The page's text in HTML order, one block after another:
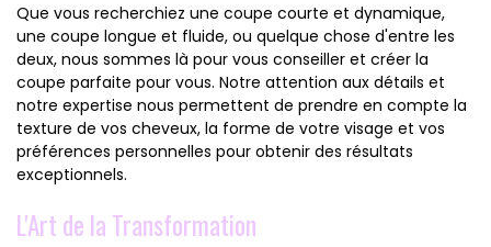
Que vous recherchiez une coupe courte et dynamique,
une coupe longue et fluide, ou quelque chose d'entre les
deux, nous sommes là pour vous conseiller et créer la
coupe parfaite pour vous. Notre attention aux détails et
notre expertise nous permettent de prendre en compte la
texture de vos cheveux, la forme de votre visage et vos
préférences personnelles pour obtenir des résultats
exceptionnels.
L'Art de la Transformation